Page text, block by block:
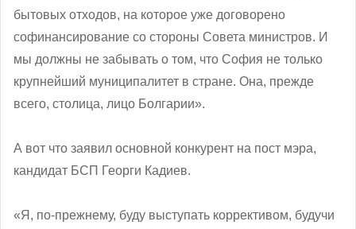
бытовых отходов, на которое уже договорено
софинансирование со стороны Совета министров. И
мы должны не забывать о том, что София не только
крупнейший муниципалитет в стране. Она, прежде
всего, столица, лицо Болгарии».
А вот что заявил основной конкурент на пост мэра,
кандидат БСП Георги Кадиев.
«Я, по-прежнему, буду выступать коррективом, будучи